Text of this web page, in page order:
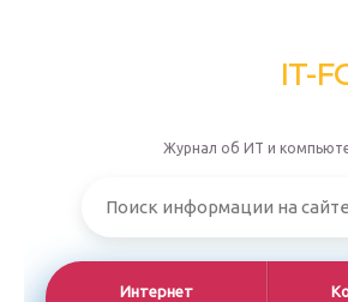
IT-
Журнал об ИТ и
Интернет